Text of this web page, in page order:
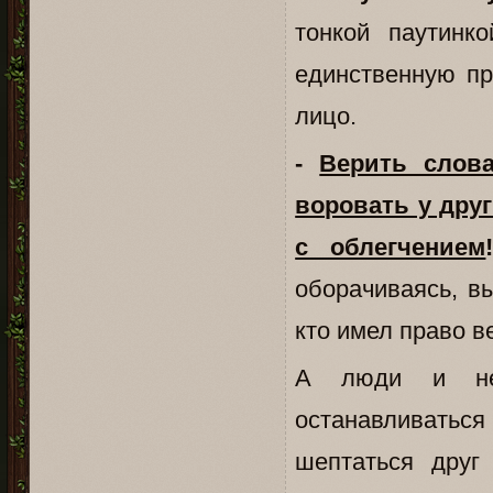
тонкой
единственную
лицо.
- Верить
воровать у
с облегчением
оборачиваясь,
кто имел право
А люди и
шептаться